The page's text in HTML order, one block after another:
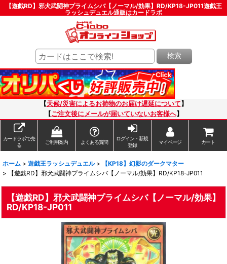
【遊戯RD】邪犬武闘神プライムシバ【ノーマル/効果】RD/KP18-JP011遊戯王
ラッシュデュエル通販はカードラボ
検索
【天候/災害によるお荷物のお届け遅延について 】
【ご注文後にメールが届いていないお客様へ】
カードラボで売
る
ご利用案内 よくある質問
ログイン・新規
登録
マイページ カート
ホーム > 遊戯王ラッシュデュエル >
【KP18】幻影のダークマター
>
【遊戯RD】邪犬武闘神プライムシバ【ノーマル/効果】RD/KP18-JP011
【遊戯RD】邪犬武闘神プライムシバ【ノーマル/効果】
RD/KP18-JP011